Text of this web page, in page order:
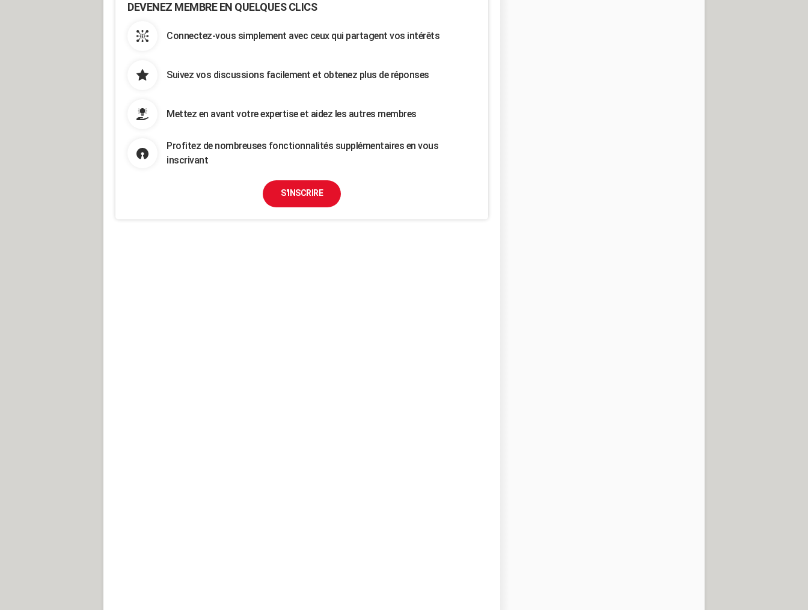
DEVENEZ MEMBRE EN QUELQUES CLICS
Connectez-vous simplement avec ceux qui partagent vos intérêts
Suivez vos discussions facilement et obtenez plus de réponses
Mettez en avant votre expertise et aidez les autres membres
Profitez de nombreuses fonctionnalités supplémentaires en vous
inscrivant
S'INSCRIRE